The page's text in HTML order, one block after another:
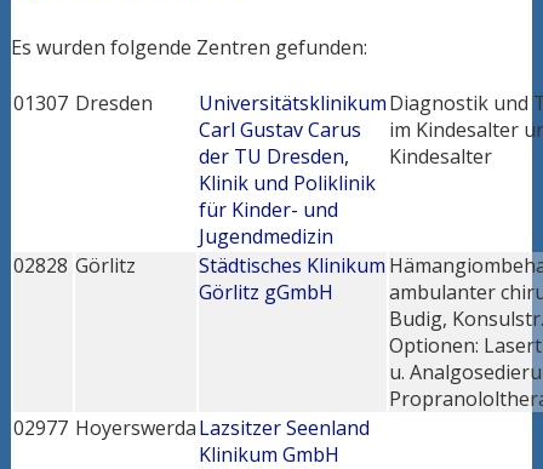
Es wurden folgende Zentren gefunden:
01307 Dresden
Universitätsklinikum
Carl Gustav Carus
der TU Dresden,
Klinik und Poliklinik
für Kinder- und
Jugendmedizin
Diagnostik und
im Kindesalter
Kindesalter
02828 Görlitz
Städtisches Klinikum
Görlitz gGmbH
ambulanter
Budig,
Optionen:
u.
02977 HoyerswerdaLazsitzer Seenland
Klinikum GmbH